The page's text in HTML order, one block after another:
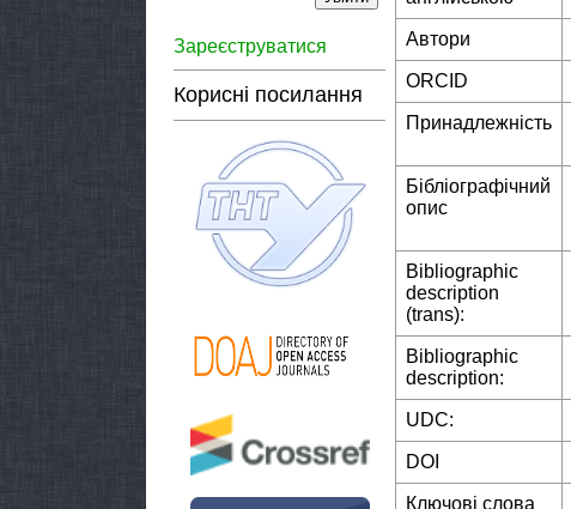
Зареєструватися
Корисні посилання
Автори
ORCID
Принадлежність
Бібліографічний
опис
Bibliographic
description
(trans):
Bibliographic
description:
UDC:
DOI
Ключові слова